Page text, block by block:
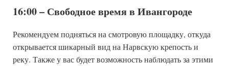
16:00 – Свободное время в Ивангороде
Рекомендуем подняться на смотровую площадку, откуда
открывается шикарный вид на Нарвскую крепость и
реку. Также у вас будет возможность наблюдать за этими